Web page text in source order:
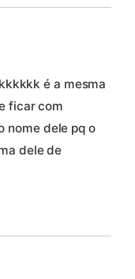
é a mesma
ficar com
nome dele pq o
dele de